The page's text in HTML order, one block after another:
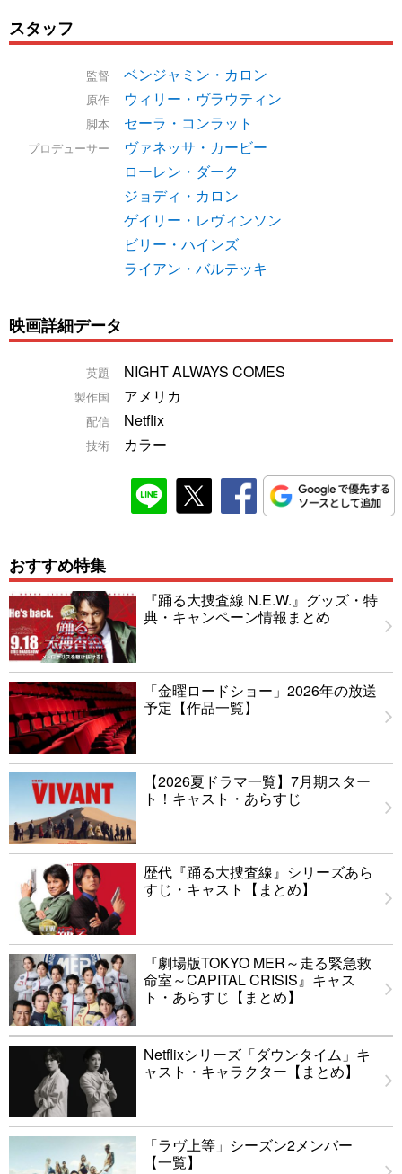
スタッフ
監督 ベンジャミン・カロン
原作 ウィリー・ヴラウティン
脚本 セーラ・コンラット
プロデューサー
ヴァネッサ・カービー
ローレン・ダーク
ジョディ・カロン
ゲイリー・レヴィンソン
ビリー・ハインズ
ライアン・バルテッキ
映画詳細データ
英題 NIGHT ALWAYS COMES
製作国 アメリカ
配信 Netflix
技術 カラー
おすすめ特集
『踊る大捜査線 N.E.W.』グッズ・特
典・キャンペーン情報まとめ
「金曜ロードショー」2026年の放送
予定【作品一覧】
【2026夏ドラマ一覧】7月期スター
ト！キャスト・あらすじ
歴代『踊る大捜査線』シリーズあら
すじ・キャスト【まとめ】
『劇場版TOKYO MER～走る緊急救
命室～CAPITAL CRISIS』キャス
ト・あらすじ【まとめ】
Netflixシリーズ「ダウンタイム」キ
ャスト・キャラクター【まとめ】
「ラヴ上等」シーズン2メンバー
【一覧】